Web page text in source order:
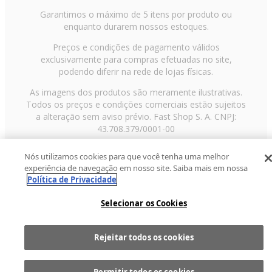
Comprar
Garantimos o máximo de 5 itens por produto ou
enquanto durarem nossos estoques.
Preços e condições de pagamento válidos
exclusivamente para compras efetuadas no site,
podendo diferir na rede de lojas físicas.
As imagens dos produtos são meramente ilustrativas.
Todos os preços e condições comerciais estão sujeitos
a alteração sem aviso prévio. Fast Shop S. A. CNPJ:
43.708.379/0001-00
Paulo/SP, CEP 02029-001, Telefone: 11 3003-3728 ©
2013 Fast Shop - Todos os direitos reservadosRF
Nós utilizamos cookies para que você tenha uma melhor
experiência de navegação em nosso site. Saiba mais em nossa
Política de Privacidade
Selecionar os Cookies
Rejeitar todos os cookies